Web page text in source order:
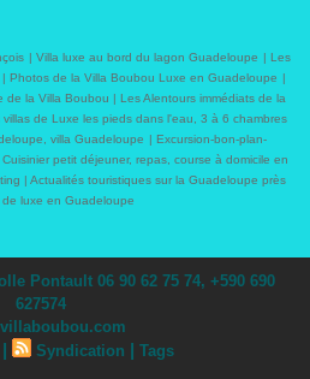
| Villa luxe au bord du lagon Guadeloupe | Les
| Photos de la Villa Boubou Luxe en Guadeloupe |
de la Villa Boubou | Les Alentours immédiats de la
villas de Luxe les pieds dans l'eau, 3 à 6 chambres
villa Guadeloupe | Excursion-bon-plan-
Cuisinier petit déjeuner, repas, course à domicile en
| Actualités touristiques sur la Guadeloupe près
de luxe en Guadeloupe
Pontault 06 90 62 75 74, +590 690
627574
| Syndication | Tags